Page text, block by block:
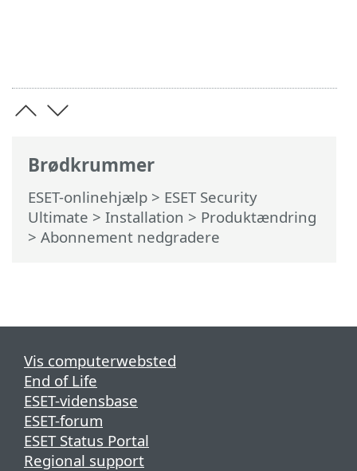
Brødkrummer
ESET-onlinehjælp > ESET Security
Ultimate > Installation > Produktændring
> Abonnement nedgradere
Vis computerwebsted
End of Life
ESET-vidensbase
ESET-forum
ESET Status Portal
Regional support